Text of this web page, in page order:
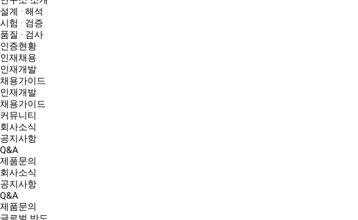
설계 · 해석
시험 · 검증
품질 · 검사
인증현황
인재채용
인재개발
채용가이드
인재개발
채용가이드
커뮤니티
회사소식
공지사항
Q&A
제품문의
회사소식
공지사항
Q&A
제품문의